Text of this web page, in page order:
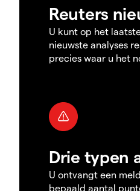
Reuters
U kunt op het
nieuwste analyses
precies waar u het
Drie typen
U ontvangt een
bepaald aantal